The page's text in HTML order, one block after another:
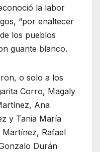
la labor
“por enaltecer
los pueblos
guante blanco.
o solo a los
Corro, Magaly
Ana
y Tania María
Rafael
Durán